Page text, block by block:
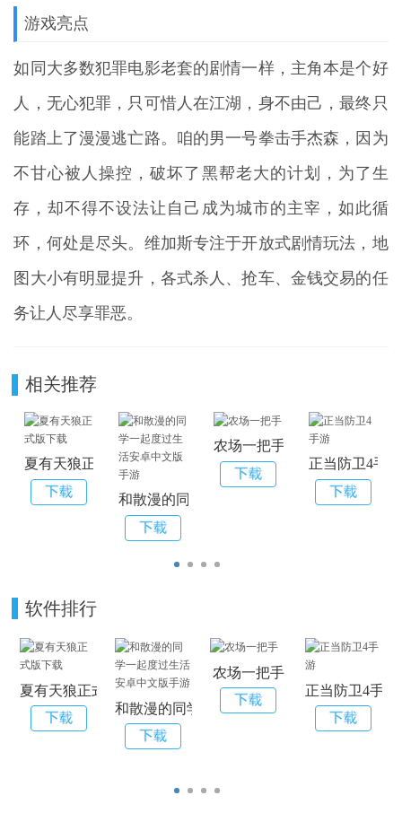
游戏亮点
如同大多数犯罪电影老套的剧情一样，主角本是个好
人，无心犯罪，只可惜人在江湖，身不由己，最终只
能踏上了漫漫逃亡路。咱的男一号拳击手杰森，因为
不甘心被人操控，破坏了黑帮老大的计划，为了生
存，却不得不设法让自己成为城市的主宰，如此循
环，何处是尽头。维加斯专注于开放式剧情玩法，地
图大小有明显提升，各式杀人、抢车、金钱交易的任
务让人尽享罪恶。
相关推荐
夏有天狼正式版下载
和散漫的同学一起度过生活安卓中文版手游
农场一把手
正当防卫4手游
软件排行
夏有天狼正式版下载
和散漫的同学一起度过生活安卓中文版手游
农场一把手
正当防卫4手游